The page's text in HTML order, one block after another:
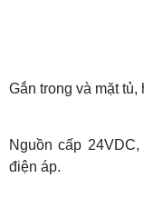
Gắn trong và mặt
Nguồn cấp
điện áp.